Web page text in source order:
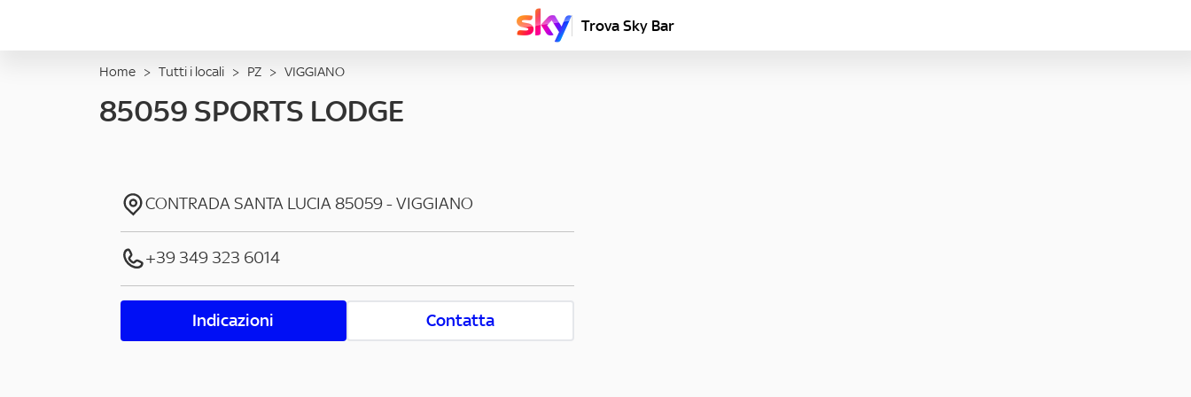
Trova Sky Bar
Home > Tutti i locali > PZ > VIGGIANO
85059 SPORTS LODGE
CONTRADA SANTA LUCIA85059-VIGGIANO
+39 349 323 6014
Indicazioni Contatta